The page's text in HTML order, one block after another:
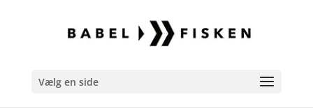
Vælg en side